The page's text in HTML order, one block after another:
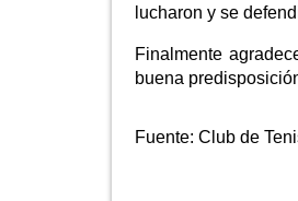
lucharon y se
Finalmente
buena
Fuente: Club de